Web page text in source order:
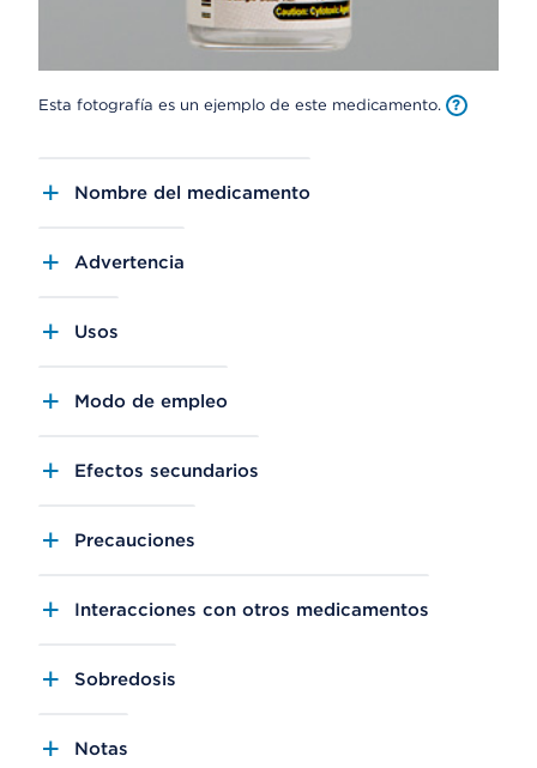
Esta fotografía es un ejemplo de este medicamento.
Nombre del medicamento
Advertencia
Usos
Modo de empleo
Efectos secundarios
Precauciones
Interacciones con otros medicamentos
Sobredosis
Notas